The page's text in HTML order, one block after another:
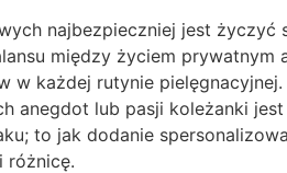
najbezpieczniej jest życzyć
między życiem prywatnym
w każdej rutynie
anegdot lub pasji koleżanki
to jak dodanie
różnicę.